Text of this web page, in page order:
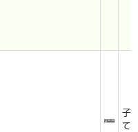
子育
て